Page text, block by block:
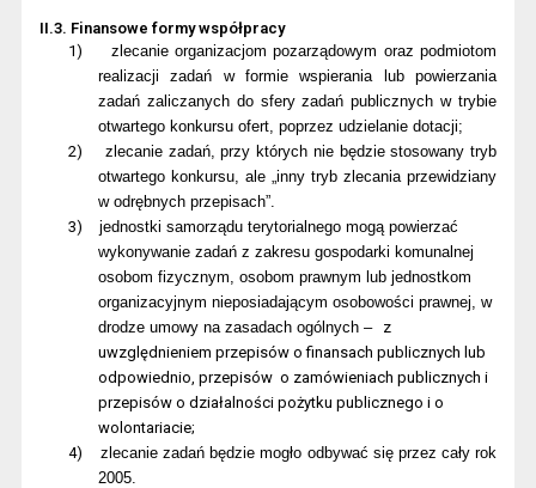
II.3. Finansowe formy współpracy
1)
zlecanie organizacjom pozarządowym oraz podmiotom
realizacji zadań w formie wspierania lub powierzania
zadań zaliczanych do sfery zadań publicznych w trybie
otwartego konkursu ofert, poprzez udzielanie dotacji;
2)
zlecanie zadań, przy których nie będzie stosowany tryb
otwartego konkursu, ale „inny tryb zlecania przewidziany
w odrębnych przepisach”.
3)
jednostki samorządu terytorialnego mogą powierzać
wykonywanie zadań z zakresu gospodarki komunalnej
osobom fizycznym, osobom prawnym lub jednostkom
organizacyjnym nieposiadającym osobowości prawnej, w
drodze umowy na zasadach ogólnych –
z
uwzględnieniem przepisów o finansach publicznych lub
odpowiednio, przepisów o zamówieniach publicznych i
przepisów o działalności pożytku publicznego i o
wolontariacie;
4)
zlecanie zadań będzie mogło odbywać się przez cały rok
2005.